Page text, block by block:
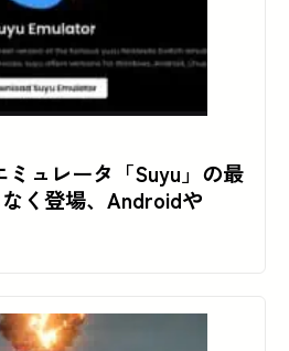
ュレータ「Suyu」の最
く登場、Androidや